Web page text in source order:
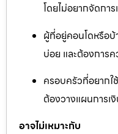
โดยไม่อยากจัดการ
ผู้ที่อยู่คอนโดหรือบ้
บ่อย และต้องการ
ครอบครัวที่อยากใ
ต้องวางแผนการเ
อาจไม่เหมาะกับ